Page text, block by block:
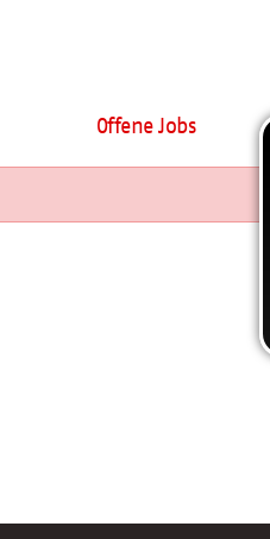
Offene Jobs